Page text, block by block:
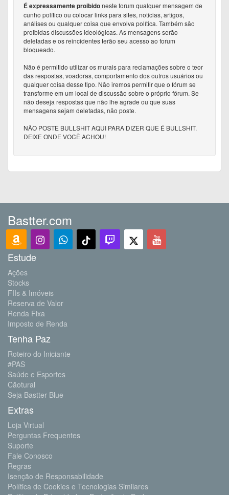
É expressamente proibidoneste forum qualquer mensagem de
cunho político ou colocar links para sites, notícias, artigos,
análises ou qualquer coisa que envolva política. Também são
proibidas discussões ideológicas. As mensagens serão
deletadas e os reincidentes terão seu acesso ao forum
bloqueado.
Não é permitido utilizar os murais para reclamações sobre o teor
das respostas, voadoras, comportamento dos outros usuários ou
qualquer coisa desse tipo. Não iremos permitir que o fórum se
transforme em um local de discussão sobre o próprio fórum. Se
não deseja respostas que não lhe agrade ou que suas
mensagens sejam deletadas, não poste.
NÃO POSTE BULLSHIT AQUI PARA DIZER QUE É BULLSHIT.
DEIXE ONDE VOCÊ ACHOU!
Bastter.com
Estude
Ações
Stocks
FIIs & Imóveis
Reserva de Valor
Renda Fixa
Imposto de Renda
Tenha Paz
Roteiro do Iniciante
#PAS
Saúde e Esportes
Cãotural
Seja Bastter Blue
Extras
Loja Virtual
Perguntas Frequentes
Suporte
Fale Conosco
Regras
Isenção de Responsabilidade
Política de Cookies e Tecnologias Similares